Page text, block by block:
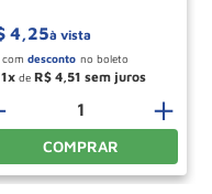
4 25à vista
1 de R$ 4 51
＋
COMPRAR